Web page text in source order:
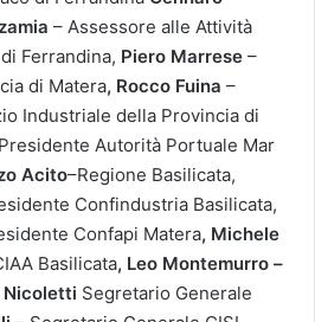
– Assessore alle Attività
Ferrandina, Piero Marrese –
di Matera, Rocco Fuina –
Industriale della Provincia di
Autorità Portuale Mar
Acito–Regione Basilicata,
Confindustria Basilicata,
Confapi Matera, Michele
Basilicata, Leo Montemurro –
Nicoletti Segretario Generale